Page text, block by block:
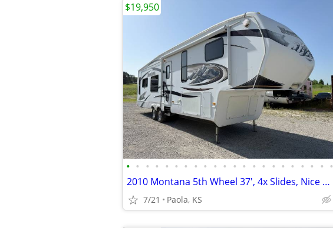
• • • • • • • • • • • • • • • • • • • • • •
2010 Montana 5th Wheel 37', 4x Slides, Nice Trailer, OBO
7/21 Paola, KS
$19,950